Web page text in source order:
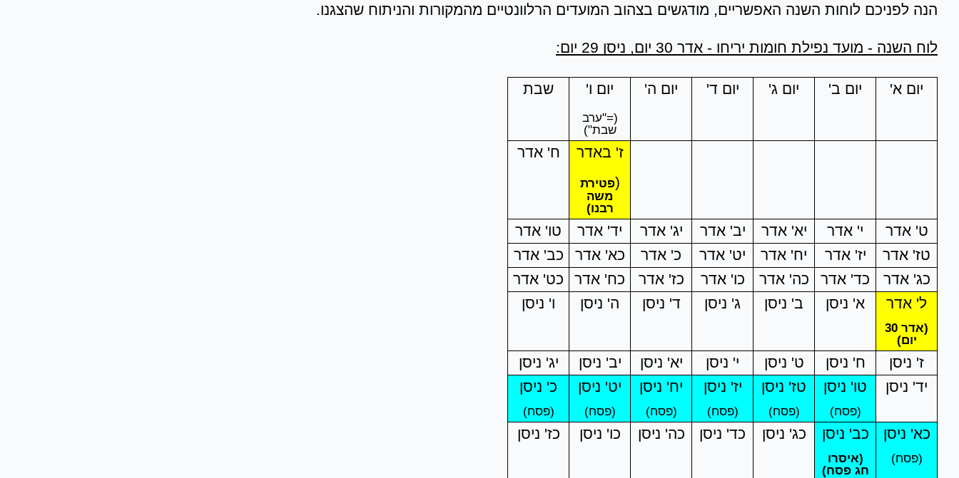
הנה לפניכם לוחות השנה האפשריים, מודגשים בצהוב המועדים הרלוונטיים מהמקורות והניתוח שהצגנו.
לוח השנה - מועד נפילת חומות יריחו - אדר 30 יום, ניסן 29 יום:
יום א' יום ב' יום ג' יום ד' יום ה' יום ו'
(="ערב
שבת")
שבת
ז' באדר
(פטירת
משה
רבנו)
ח' אדר
ט' אדר י' אדר יא' אדר יב' אדר יג' אדר יד' אדר
טו' אדר
טז' אדר
יז' אדר יח' אדר יט' אדר כ' אדר כא' אדר
כב' אדר
כג' אדר
כד' אדר כה' אדר כו' אדר כז' אדר כח' אדר
כט' אדר
ל' אדר
(אדר 30
יום)
א' ניסן ב' ניסן ג' ניסן ד' ניסן ה' ניסן ו' ניסן
ז' ניסן ח' ניסן ט' ניסן י' ניסן יא' ניסן יב' ניסן
יג' ניסן
יד' ניסן
טו' ניסן
(פסח)
טז' ניסן
(פסח)
יז' ניסן
(פסח)
יח' ניסן
(פסח)
יט' ניסן
(פסח)
כ' ניסן
(פסח)
כא' ניסן
(פסח)
כב' ניסן
(איסרו
חג פסח)
כג' ניסן כד' ניסן כה' ניסן כו' ניסן כז' ניסן